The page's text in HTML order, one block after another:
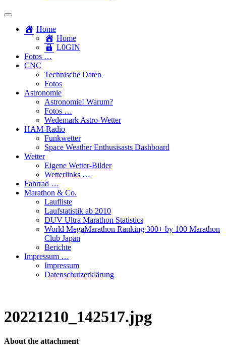
Toggle
search
field
Home
Home
L​0​​GIN
Fotos …
CNC
Technische Daten
Fotos
Astronomie
Astronomie! Warum?
Fotos …
Wedemark Astro-Wetter
HAM-Radio
Funkwetter
Space Weather Enthusisasts Dashboard
Wetter
Eigene Wetter-Bilder
Wetterlinks …
Fahrrad …
Marathon & Co.
Laufliste
Laufstatistik ab 2010
DUV Ultra Marathon Statistics
World MegaMarathon Ranking 300+ by 100 Marathon
Club Japan
Berichte
Impressum …
Impressum
Datenschutzerklärung
20221210_142517.jpg
About the attachment